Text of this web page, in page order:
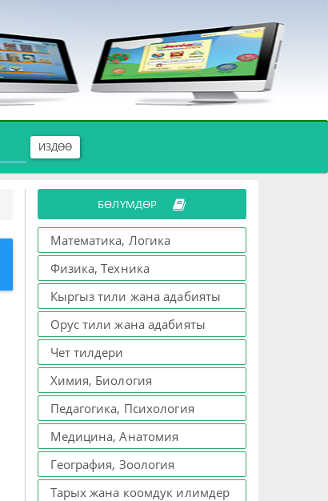
ИЗДӨӨ
БӨЛҮМДӨР
Математика, Логика
Физика, Техника
Кыргыз тили жана адабияты
Орус тили жана адабияты
Чет тилдери
Химия, Биология
Педагогика, Психология
Медицина, Анатомия
География, Зоология
Тарых жана коомдук илимдер